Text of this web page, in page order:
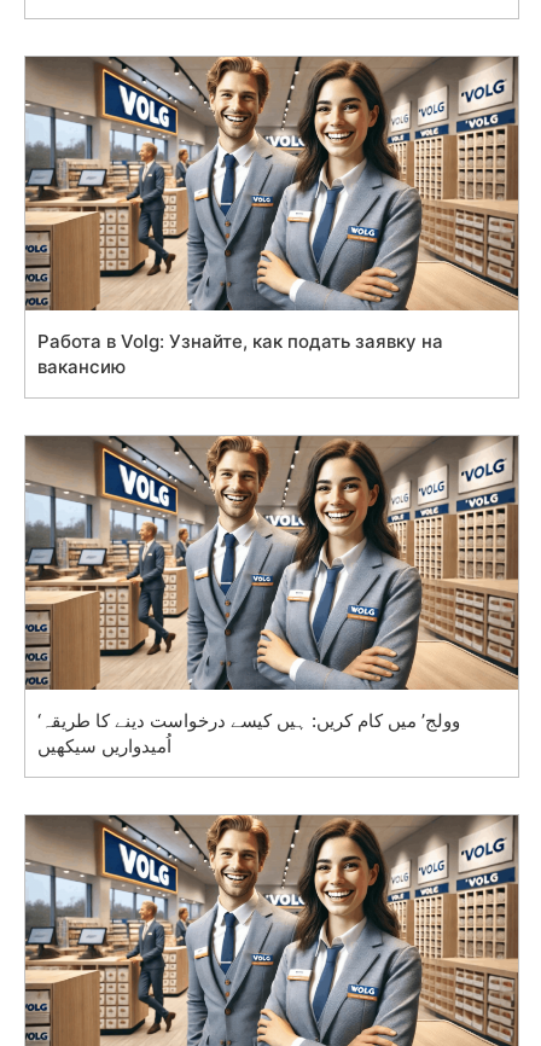
Работа в Volg: Узнайте, как подать заявку на
вакансию
‘وولج’ میں کام کریں: ہیں کیسے درخواست دینے کا طریقہ
اُمیدواریں سیکھیں